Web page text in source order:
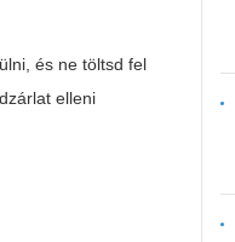
és ne töltsd fel
elleni